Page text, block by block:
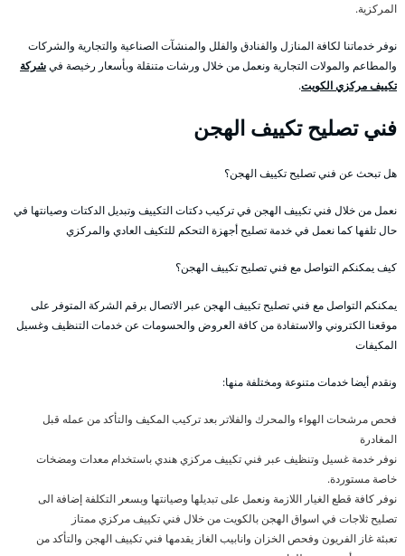
المركزية.
نوفر خدماتنا لكافة المنازل والفنادق والفلل والمنشآت الصناعية والتجارية والشركات
والمطاعم والمولات التجارية ونعمل من خلال ورشات متنقلة وبأسعار رخيصة فيشركة
تكييف مركزي الكويت.
فني تصليح تكييف الهجن
هل تبحث عن فني تصليح تكييف الهجن؟
نعمل من خلال فني تكييف الهجن في تركيب دكتات التكييف وتبديل الدكتات وصيانتها في
حال تلفها كما نعمل في خدمة تصليح أجهزة التحكم للتكيف العادي والمركزي
كيف يمكنكم التواصل مع فني تصليح تكييف الهجن؟
يمكنكم التواصل مع فني تصليح تكييف الهجن عبر الاتصال برقم الشركة المتوفر على
موقعنا الكتروني والاستفادة من كافة العروض والحسومات عن خدمات التنظيف وغسيل
المكيفات
ونقدم أيضا خدمات متنوعة ومختلفة منها:
فحص مرشحات الهواء والمحرك والفلاتر بعد تركيب المكيف والتأكد من عمله قبل
المغادرة
نوفر خدمة غسيل وتنظيف عبر فني تكييف مركزي هندي باستخدام معدات ومضخات
خاصة مستوردة.
نوفر كافة قطع الغيار اللازمة ونعمل على تبديلها وصيانتها وبسعر التكلفة إضافة الى
تصليح ثلاجات في اسواق الهجن بالكويت من خلال فني تكييف مركزي ممتاز
تعبئة غاز الفريون وفحص الخزان وانابيب الغاز يقدمها فني تكييف الهجن والتأكد من